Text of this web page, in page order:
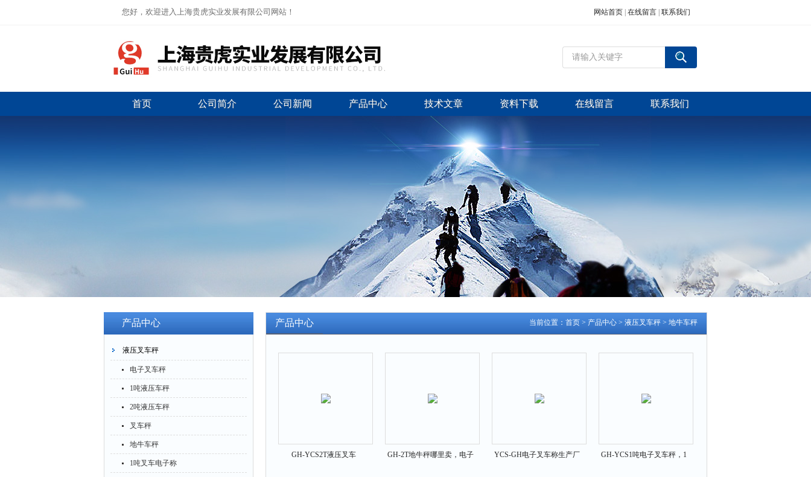
您好，欢迎进入上海贵虎实业发展有限公司网站！ 网站首页 在线留言 联系我们
首页 公司简介 公司新闻 产品中心 技术文章 资料下载 在线留言 联系我们
产品中心
液压叉车秤
电子叉车秤
1吨液压车秤
2吨液压车秤
叉车秤
地牛车秤
1吨叉车电子称
当前位置： 首页 > 产品中心 > 液压叉车秤 > 地牛车秤
产品中心
GH-YCS2T液压叉车
GH-2T地牛秤哪里卖，电子
YCS-GH电子叉车称生产厂
GH-YCS1吨电子叉车秤，1